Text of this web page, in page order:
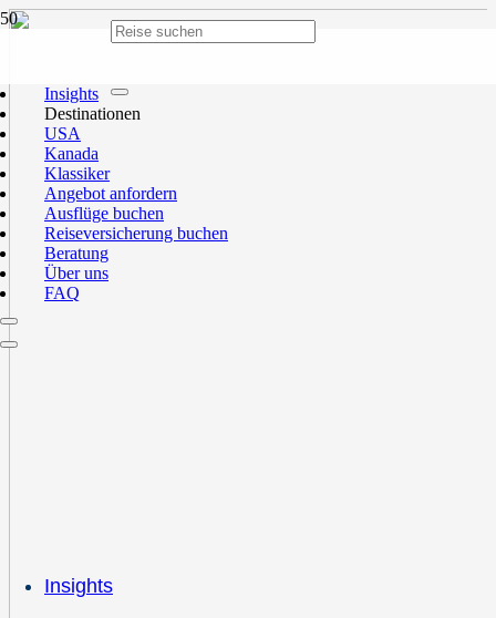
Insights
Destinationen
USA
Kanada
Klassiker
Angebot anfordern
Ausflüge buchen
Reiseversicherung buchen
Beratung
Über uns
FAQ
Insights